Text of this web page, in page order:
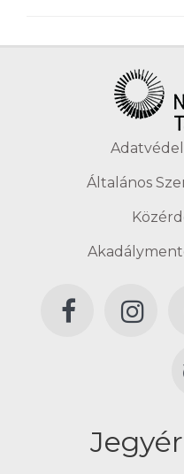
Általános